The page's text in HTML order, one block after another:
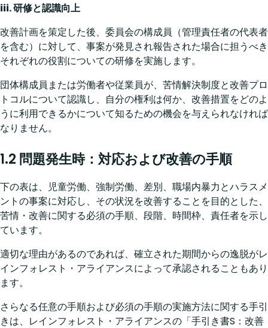
iii. 研修と認識向上
改善計画を策定した後、委員会の構成員（管理責任者の代表者
を含む）に対して、事案が発見され報告された場合に担うべき
それぞれの役割についての研修を実施します。
団体構成員または労働者や従業員が、苦情解決制度と改善プロ
トコルについて認識し、自分の権利は何か、改善措置をどのよ
うに利用できるかについて知るための機会を与えられなければ
なりません。
1.2 問題発生時：対応および改善の手順
下の表は、児童労働、強制労働、差別、職場内暴力とハラスメ
ントの事案に対応し、その状況を改善することを目的とした、
苦情・改善に関する必須の手順、段階、時間枠、責任者を示し
ています。
適切な理由があるのであれば、確立された期間からの逸脱がレ
インフォレスト・アライアンスによって承認されることもあり
ます。
さらなる任意の手順および必須の手順の実施方法に関する手引
きは、レインフォレスト・アライアンスの「手引き書S：改善